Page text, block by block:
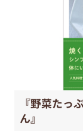
『野菜たっ
ん』